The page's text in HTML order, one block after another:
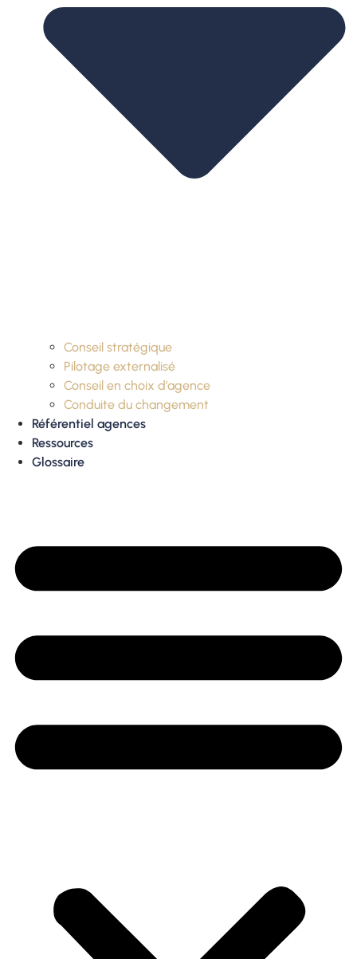
Conseil stratégique
Pilotage externalisé
Conseil en choix d’agence
Conduite du changement
Référentiel agences
Ressources
Glossaire